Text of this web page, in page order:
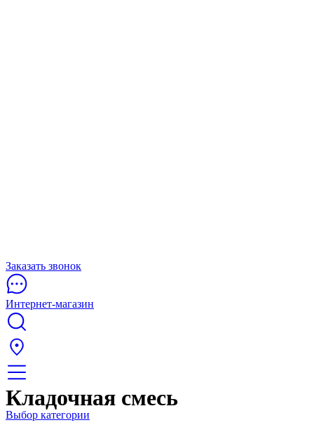
Заказать звонок
Интернет-магазин
Кладочная смесь
Выбор категории